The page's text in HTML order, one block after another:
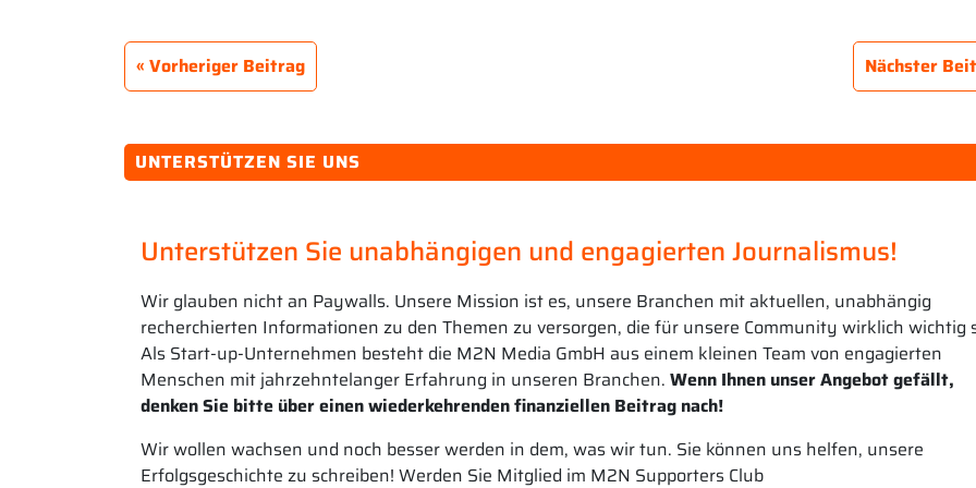
Vorheriger Beitrag Nächster
UNTERSTÜTZEN SIE UNS
Unterstützen Sie unabhängigen und engagierten Journalismus!
Wir glauben nicht an Paywalls. Unsere Mission ist es, unsere Branchen mit aktuellen, unabhängig
recherchierten Informationen zu den Themen zu versorgen, die für unsere Community wirklich wichtig
Als Start-up-Unternehmen besteht die M2N Media GmbH aus einem kleinen Team von engagierten
Menschen mit jahrzehntelanger Erfahrung in unseren Branchen. Wenn Ihnen unser Angebot gefällt,
denken Sie bitte über einen wiederkehrenden finanziellen Beitrag nach!
Wir wollen wachsen und noch besser werden in dem, was wir tun. Sie können uns helfen, unsere
Erfolgsgeschichte zu schreiben! Werden Sie Mitglied im M2N Supporters Club